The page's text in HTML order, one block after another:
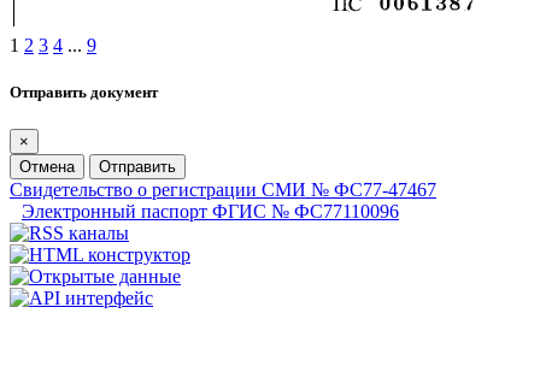
1 2 3 4 ... 9
Отправить документ
×
Отмена
Отправить
Свидетельство о регистрации СМИ № ФС77-47467
Электронный паспорт ФГИС № ФС77110096